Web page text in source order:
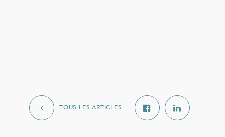
TOUS LES ARTICLES